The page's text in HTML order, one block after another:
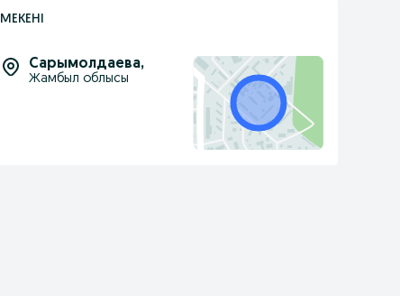
МЕКЕНІ
Сарымолдаева,
Жамбыл облысы